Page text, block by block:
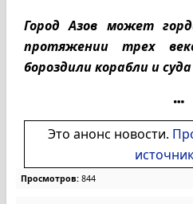
Город Азов может
протяжении трех
бороздили корабли и
Это анонс новости.
Просмотров: 844